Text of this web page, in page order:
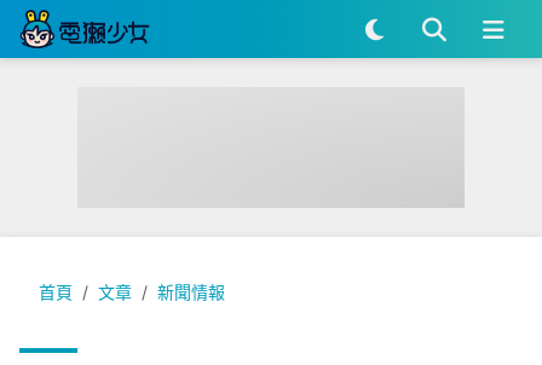
首頁 文章 新聞情報
YouTube Music 又來新招，現在連歌詞都要收費？